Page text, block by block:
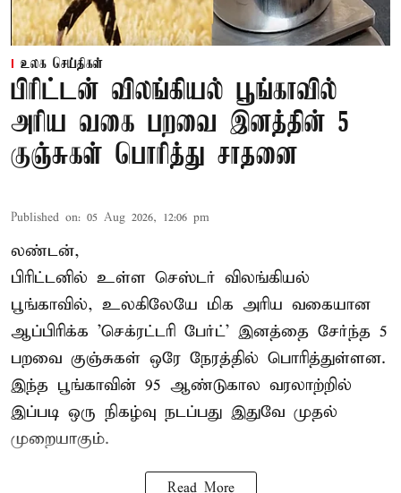
உலக செய்திகள்
பிரிட்டன் விலங்கியல் பூங்காவில்
அரிய வகை பறவை இனத்தின் 5
குஞ்சுகள் பொரித்து சாதனை
Published on: 05 Aug 2026, 12:06 pm
லண்டன்,
பிரிட்டனில் உள்ள செஸ்டர் விலங்கியல்
பூங்காவில், உலகிலேயே மிக அரிய வகையான
ஆப்பிரிக்க 'செக்ரட்டரி பேர்ட்' இனத்தை சேர்ந்த 5
பறவை குஞ்சுகள் ஒரே நேரத்தில் பொரித்துள்ளன.
இந்த பூங்காவின் 95 ஆண்டுகால வரலாற்றில்
இப்படி ஒரு நிகழ்வு நடப்பது இதுவே முதல்
முறையாகும்.
Read More